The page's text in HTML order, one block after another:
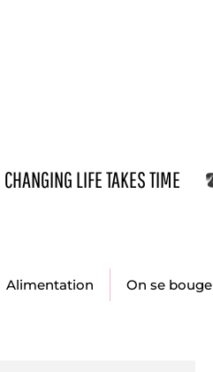
CHANGING LIFE TAKES TIME
Alimentation On se bouge